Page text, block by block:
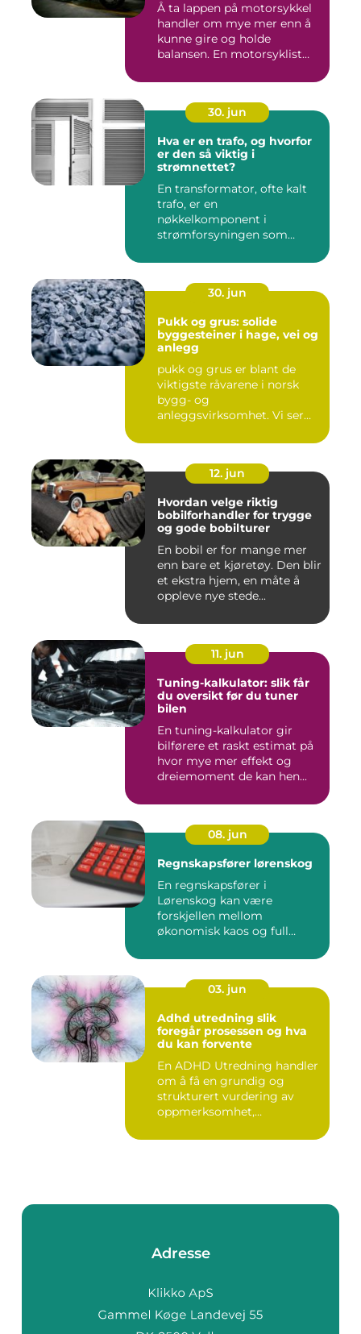
Å ta lappen på motorsykkel
handler om mye mer enn å
kunne gire og holde
balansen. En motorsyklist
30. jun
Hva er en trafo, og hvorfor
er den så viktig i
strømnettet?
En transformator, ofte kalt
trafo, er en
nøkkelkomponent i
strømforsyningen som
30. jun
Pukk og grus: solide
byggesteiner i hage, vei og
anlegg
pukk og grus er blant de
viktigste råvarene i norsk
bygg- og
anleggsvirksomhet. Vi ser
12. jun
Hvordan velge riktig
bobilforhandler for trygge
og gode bobilturer
En bobil er for mange mer
enn bare et kjøretøy. Den blir
et ekstra hjem, en måte å
oppleve nye stede...
11. jun
Tuning-kalkulator: slik får
du oversikt før du tuner
bilen
En tuning-kalkulator gir
bilførere et raskt estimat på
hvor mye mer effekt og
dreiemoment de kan hen...
08. jun
Regnskapsfører lørenskog
En regnskapsfører i
Lørenskog kan være
forskjellen mellom
økonomisk kaos og full
03. jun
Adhd utredning slik
foregår prosessen og hva
du kan forvente
En ADHD Utredning handler
om å få en grundig og
strukturert vurdering av
oppmerksomhet,
Adresse